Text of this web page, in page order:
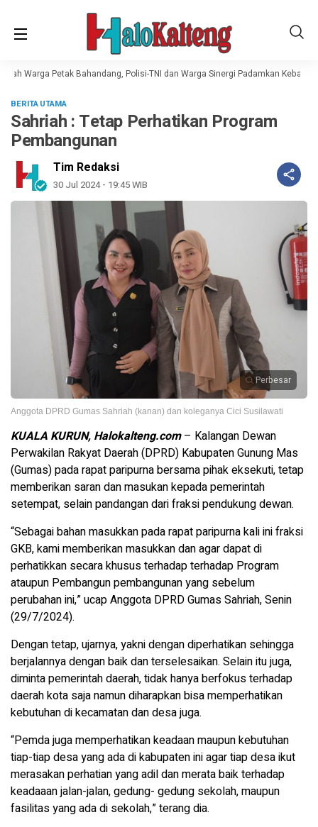
Warga Petak Bahandang, Polisi-TNI dan Warga Sinergi Padamkan
BERITA UTAMA
Sahriah : Tetap Perhatikan Program
Pembangunan
Tim Redaksi
30 Jul 2024 - 19:45 WIB
Perbesar
Anggota DPRD Gumas Sahriah (kanan) dan koleganya Cici Susilawati
KUALA KURUN, Halokalteng.com– Kalangan Dewan
Perwakilan Rakyat Daerah (DPRD) Kabupaten Gunung Mas
(Gumas) pada rapat paripurna bersama pihak eksekuti, tetap
memberikan saran dan masukan kepada pemerintah
setempat, selain pandangan dari fraksi pendukung dewan.
“Sebagai bahan masukkan pada rapat paripurna kali ini fraksi
GKB, kami memberikan masukkan dan agar dapat di
perhatikkan secara khusus terhadap terhadap Program
ataupun Pembangun pembangunan yang sebelum
perubahan ini,” ucap Anggota DPRD Gumas Sahriah, Senin
(29/7/2024).
Dengan tetap, ujarnya, yakni dengan diperhatikan sehingga
berjalannya dengan baik dan terselesaikan. Selain itu juga,
diminta pemerintah daerah, tidak hanya berfokus terhadap
daerah kota saja namun diharapkan bisa memperhatikan
kebutuhan di kecamatan dan desa juga.
“Pemda juga memperhatikan keadaan maupun kebutuhan
tiap-tiap desa yang ada di kabupaten ini agar tiap desa ikut
merasakan perhatian yang adil dan merata baik terhadap
keadaaan jalan-jalan, gedung- gedung sekolah, maupun
fasilitas yang ada di sekolah,” terang dia.